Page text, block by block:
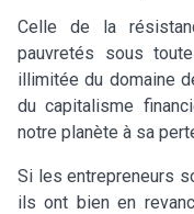
Celle de la
pauvretés sous
illimitée du domaine
du capitalisme
notre planète à sa
Si les entrepreneurs
ils ont bien en